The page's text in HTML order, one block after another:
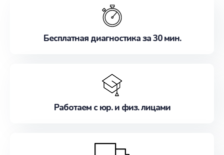
Бесплатная диагностика за 30 мин.
Работаем с юр. и физ. лицами